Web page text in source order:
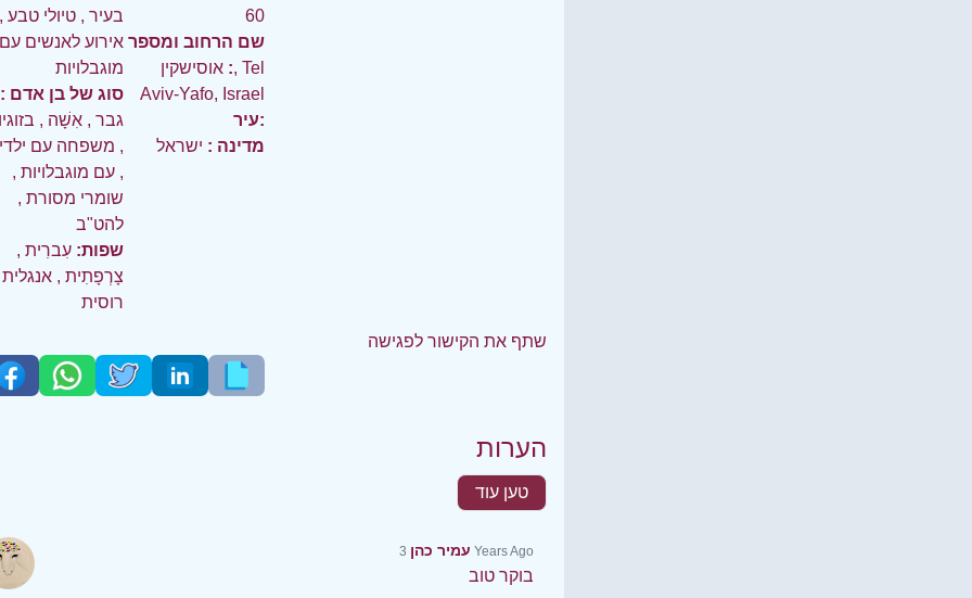
בעיר , טיולי טבע ,
אירוע לאנשים עם
מוגבלויות
סוג של בן אדם :
גבר , אִשָׁה ,
, משפחה עם
, עם מוגבלויות ,
שומרי מסורת ,
להט"ב
שפות: עִברִית ,
צָרְפָתִית , אנגלית
רוסית
60
שם הרחוב ומספר
: אוסישקין, Tel
Aviv-Yafo, Israel
עיר:
מדינה : ישראל
שתף את הקישור לפגישה
הערות
טען עוד
עמיר כהן 3 Years Ago
בוקר טוב